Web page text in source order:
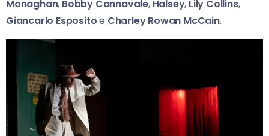
Monaghan, Bobby Cannavale, Halsey, Lily Collins,
Giancarlo Espositoe Charley Rowan McCain.